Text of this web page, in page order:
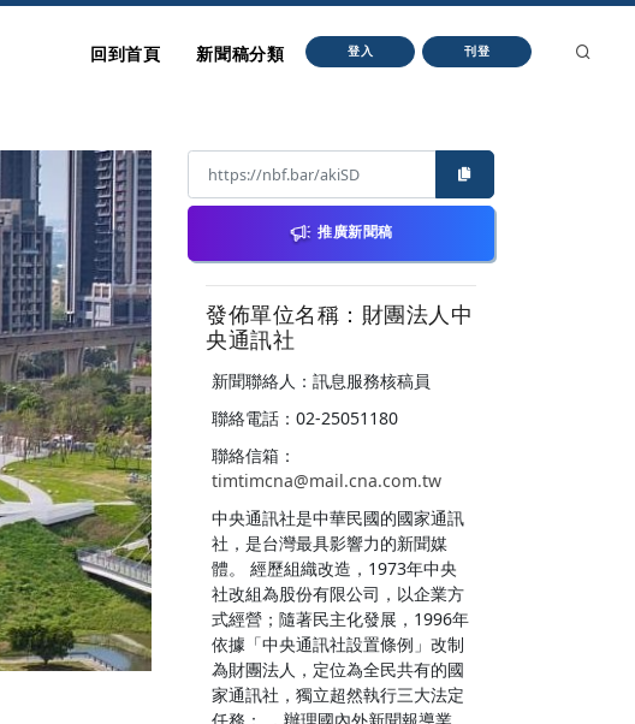
回到首頁 新聞稿分類 登入 刊登
推廣新聞稿
發佈單位名稱：財團法人中
央通訊社
新聞聯絡人：訊息服務核稿員
聯絡電話：02-25051180
聯絡信箱：
timtimcna@mail.cna.com.tw
中央通訊社是中華民國的國家通訊
社，是台灣最具影響力的新聞媒
體。 經歷組織改造，1973年中央
社改組為股份有限公司，以企業方
式經營；隨著民主化發展，1996年
依據「中央通訊社設置條例」改制
為財團法人，定位為全民共有的國
家通訊社，獨立超然執行三大法定